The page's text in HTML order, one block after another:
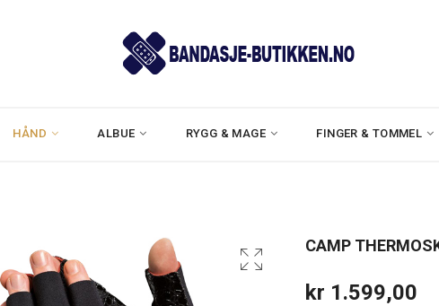
HÅND ALBUE RYGG & MAGE FINGER & TOMMEL
CAMP
kr 1.599,00